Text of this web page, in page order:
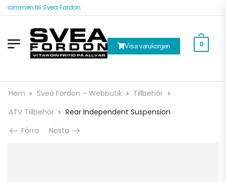
till Svea Fordon
Visa varukorgen 0
Hem Svea Fordon – Webbutik
Tillbehör
ATV Tillbehör
Rear Independent Suspension
Förra
Nästa